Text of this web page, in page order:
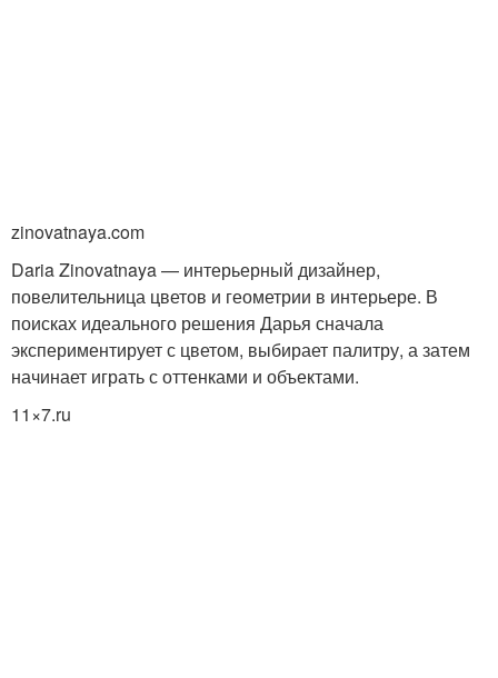
zinovatnaya.com
Daria Zinovatnaya — интерьерный дизайнер,
повелительница цветов и геометрии в интерьере. В
поисках идеального решения Дарья сначала
экспериментирует с цветом, выбирает палитру, а затем
начинает играть с оттенками и объектами.
11×7.ru